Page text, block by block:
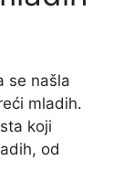
se našla
mladih.
koji
od